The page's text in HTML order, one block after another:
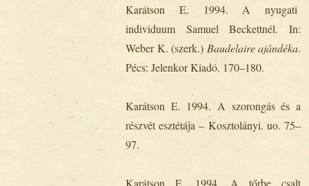
Karátson E. 1994. A nyugati
individuum Samuel Beckettnél. In:
Weber K. (szerk.) Baudelaire ajándéka.
Pécs: Jelenkor Kiadó. 170‒180.
Karátson E. 1994. A szorongás és a
részvét esztétája ‒ Kosztolányi. uo. 75‒
97.
Karátson E. 1994. A tőrbe csalt